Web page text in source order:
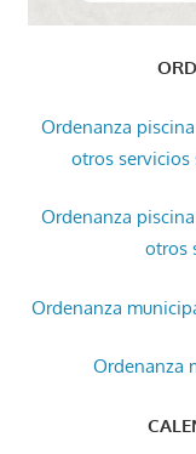
Ordenanza
otros
Ordenanza
otros
Ordenanza
Ordenanza